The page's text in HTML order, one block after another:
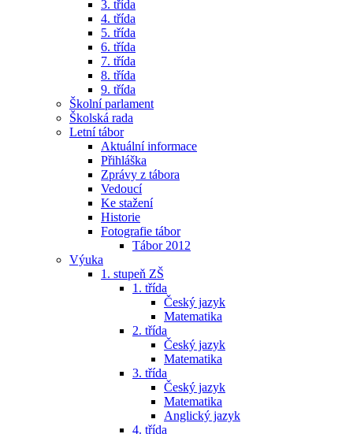
3. třída
4. třída
5. třída
6. třída
7. třída
8. třída
9. třída
Školní parlament
Školská rada
Letní tábor
Aktuální informace
Přihláška
Zprávy z tábora
Vedoucí
Ke stažení
Historie
Fotografie tábor
Tábor 2012
Výuka
1. stupeň ZŠ
1. třída
Český jazyk
Matematika
2. třída
Český jazyk
Matematika
3. třída
Český jazyk
Matematika
Anglický jazyk
4. třída